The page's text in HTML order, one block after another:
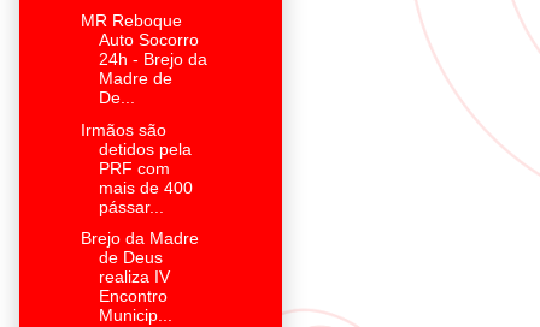
MR Reboque
Auto Socorro
24h - Brejo da
Madre de
De...
Irmãos são
detidos pela
PRF com
mais de 400
pássar...
Brejo da Madre
de Deus
realiza IV
Encontro
Municip...